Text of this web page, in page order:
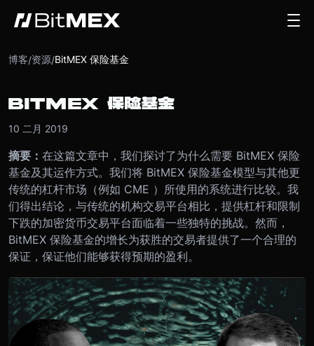
博客/资源/BitMEX 保险基金
BITMEX 保险基金
10 二月 2019
摘要： 在这篇文章中，我们探讨了为什么需要 BitMEX 保险
基金及其运作方式。我们将 BitMEX 保险基金模型与其他更
传统的杠杆市场（例如 CME ）所使用的系统进行比较。我
们得出结论，与传统的机构交易平台相比，提供杠杆和限制
下跌的加密货币交易平台面临着一些独特的挑战。然而，
BitMEX 保险基金的增长为获胜的交易者提供了一个合理的
保证，保证他们能够获得预期的盈利。